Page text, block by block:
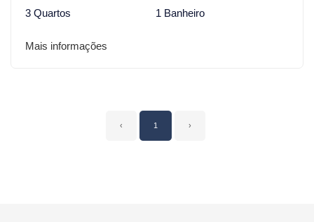
3 Quartos 1 Banheiro
Mais informações
‹ 1 ›